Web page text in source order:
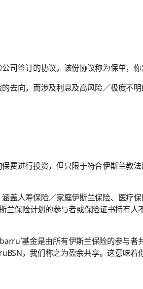
司签订的协议。该份协议称为保单，
去向，而涉及利息及高风险／极度不
费进行投资，但只限于符合伊斯兰教
盖人寿保险／家庭伊斯兰保险、医疗
兰保险计划的参与者或保险证书持有
基金是由所有伊斯兰保险的参与
，我们称之为盈余共享。这意味